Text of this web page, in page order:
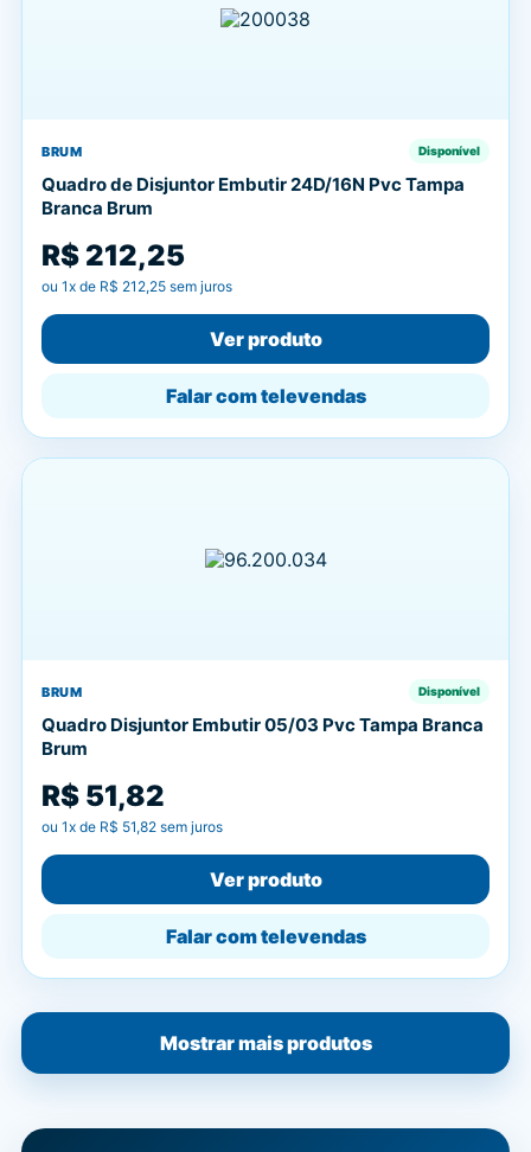
BRUM Disponível
Quadro de Disjuntor Embutir 24D/16N Pvc Tampa
Branca Brum
R$ 212,25
ou 1x de R$ 212,25 sem juros
Ver produto
Falar com televendas
BRUM Disponível
Quadro Disjuntor Embutir 05/03 Pvc Tampa Branca
Brum
R$ 51,82
ou 1x de R$ 51,82 sem juros
Ver produto
Falar com televendas
Mostrar mais produtos